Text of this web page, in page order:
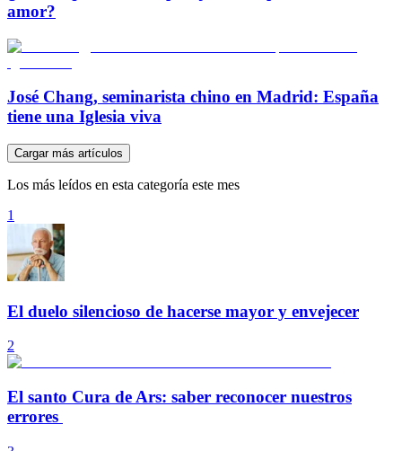
amor?
José Chang, seminarista chino en Madrid: España
tiene una Iglesia viva
Cargar más artículos
Los más leídos en esta categoría este mes
1
El duelo silencioso de hacerse mayor y envejecer
2
El santo Cura de Ars: saber reconocer nuestros
errores